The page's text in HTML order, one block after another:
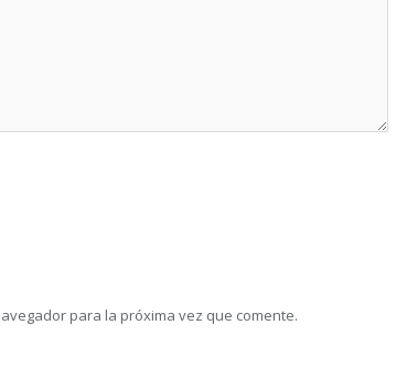
para la próxima vez que comente.